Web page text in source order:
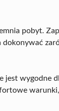
pobyt.
dokonywać
jest wygodne